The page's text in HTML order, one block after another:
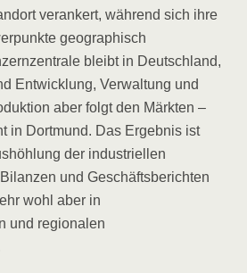
verankert, während sich ihre
geographisch
bleibt in Deutschland,
Entwicklung, Verwaltung und
aber folgt den Märkten –
in Dortmund. Das Ergebnis ist
der industriellen
und Geschäftsberichten
wohl aber in
und regionalen